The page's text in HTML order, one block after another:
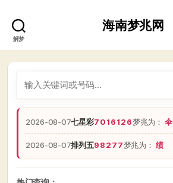
解梦
海南梦兆网
2026-08-07七星彩7016126梦兆为：伞
2026-08-07排列五98277梦兆为：绩